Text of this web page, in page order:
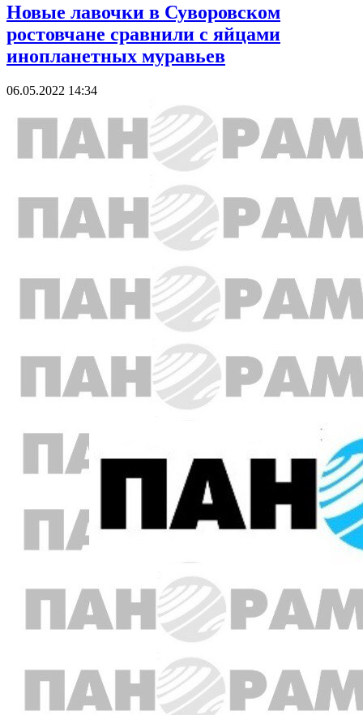
Новые лавочки в Суворовском
ростовчане сравнили с яйцами
инопланетных муравьев
06.05.2022 14:34